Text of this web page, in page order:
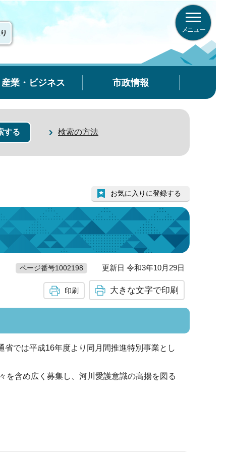
メニュー
産業・ビジネス 市政情報
検索の方法
お気に入りに登録する
ページ番号1002198 更新日 令和3年10月29日
印刷 大きな文字で印刷
では平成16年度より同月間推進特別事業とし
を含め広く募集し、河川愛護意識の高揚を図る